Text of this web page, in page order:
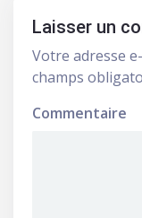
Laisser un
Votre adresse
champs
Commentaire